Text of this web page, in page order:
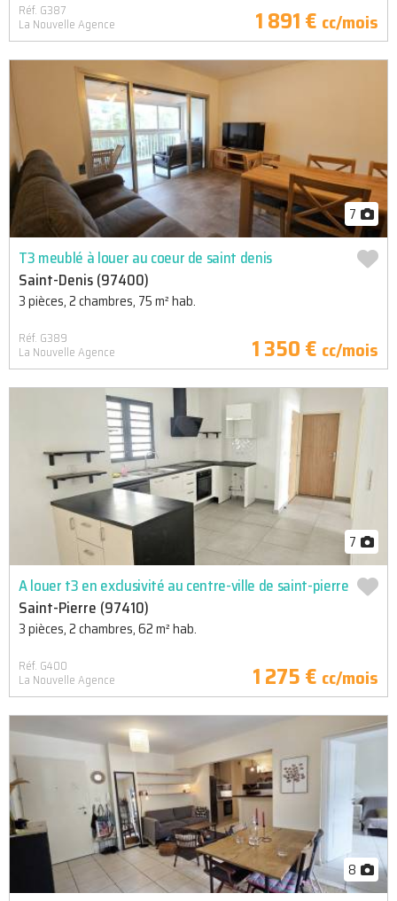
Réf. G387
La Nouvelle Agence 1 891 € cc/mois
7
T3 meublé à louer au coeur de saint denis
Saint-Denis (97400)
3 pièces, 2 chambres, 75 m² hab.
Réf. G389
La Nouvelle Agence 1 350 € cc/mois
7
A louer t3 en exclusivité au centre-ville de saint-pierre
Saint-Pierre (97410)
3 pièces, 2 chambres, 62 m² hab.
Réf. G400
La Nouvelle Agence 1 275 € cc/mois
8